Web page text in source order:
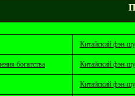
Китайский фэн-
богатства Китайский фэн-
Китайский фэн-